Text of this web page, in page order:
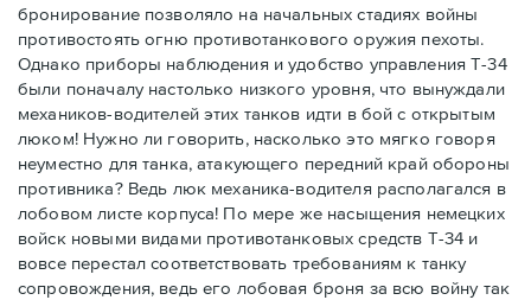
бронирование позволяло на начальных стадиях войны
противостоять огню противотанкового оружия пехоты.
Однако приборы наблюдения и удобство управления Т-34
были поначалу настолько низкого уровня, что вынуждали
механиков-водителей этих танков идти в бой с открытым
люком! Нужно ли говорить, насколько это мягко говоря
неуместно для танка, атакующего передний край обороны
противника? Ведь люк механика-водителя располагался в
лобовом листе корпуса! По мере же насыщения немецких
войск новыми видами противотанковых средств Т-34 и
вовсе перестал соответствовать требованиям к танку
сопровождения, ведь его лобовая броня за всю войну так